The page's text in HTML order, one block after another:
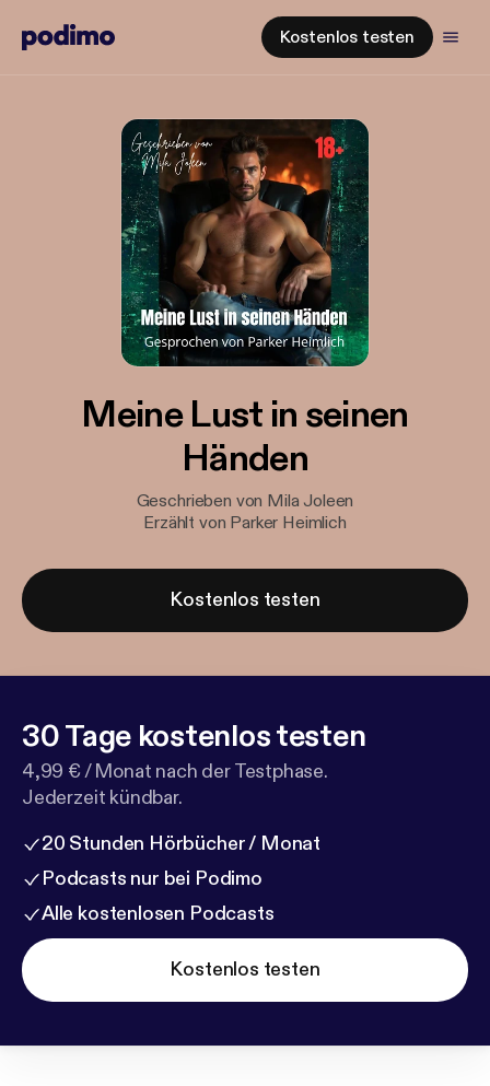
Kostenlos testen
Meine Lust in seinen
Händen
Geschrieben von Mila Joleen
Erzählt von Parker Heimlich
Kostenlos testen
30 Tage kostenlos testen
4,99 € / Monat nach der Testphase.
Jederzeit kündbar.
20 Stunden Hörbücher / Monat
Podcasts nur bei Podimo
Alle kostenlosen Podcasts
Kostenlos testen